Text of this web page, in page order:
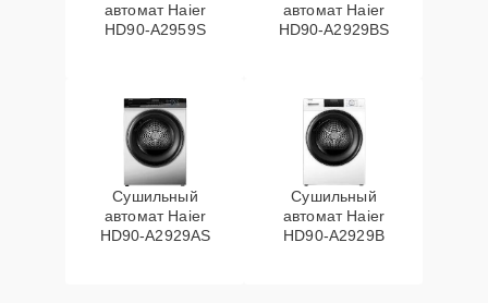
автомат Haier
HD90-A2959S
автомат Haier
HD90-A2929BS
Сушильный
автомат Haier
HD90-A2929AS
Сушильный
автомат Haier
HD90-A2929B